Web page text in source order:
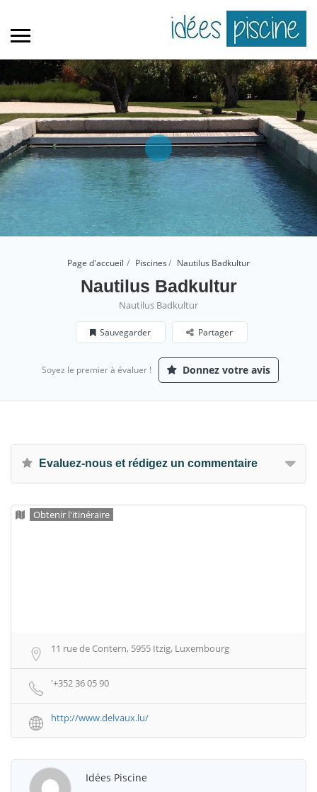
Page d'accueil Piscines Nautilus Badkultur
Nautilus Badkultur
Nautilus Badkultur
Sauvegarder Partager
Soyez le premier à évaluer ! Donnez votre avis
Evaluez-nous et rédigez un commentaire
Obtenir l'itinéraire
11 rue de Contern, 5955 Itzig, Luxembourg
'+352 36 05 90
http://www.delvaux.lu/
Idées Piscine